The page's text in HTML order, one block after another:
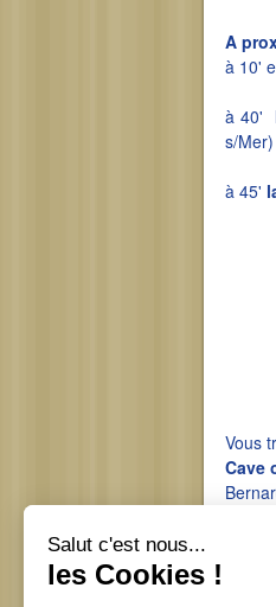
A
à 10'
à 40'
s/Mer)
à 45'
Vous
Cave